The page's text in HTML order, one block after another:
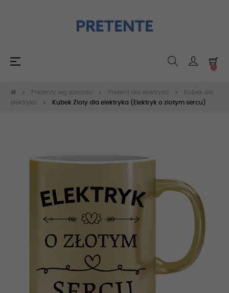
Toggle
☰
0
Prezenty wg zawodu Prezent dla elektryka
Kubek dla
elektryka
Kubek Złoty dla elektryka (Elektryk o złotym sercu)